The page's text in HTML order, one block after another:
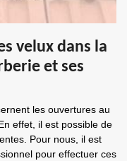
velux dans la
et ses
les ouvertures au
effet, il est possible de
Pour nous, il est
pour effectuer ces